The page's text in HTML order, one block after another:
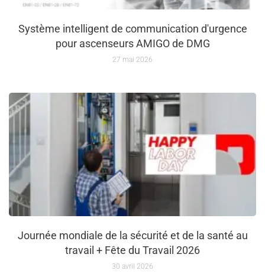
Système intelligent de communication d'urgence
pour ascenseurs AMIGO de DMG
27 mai 2026
Journée mondiale de la sécurité et de la santé au
travail + Fête du Travail 2026
30 avril 2026